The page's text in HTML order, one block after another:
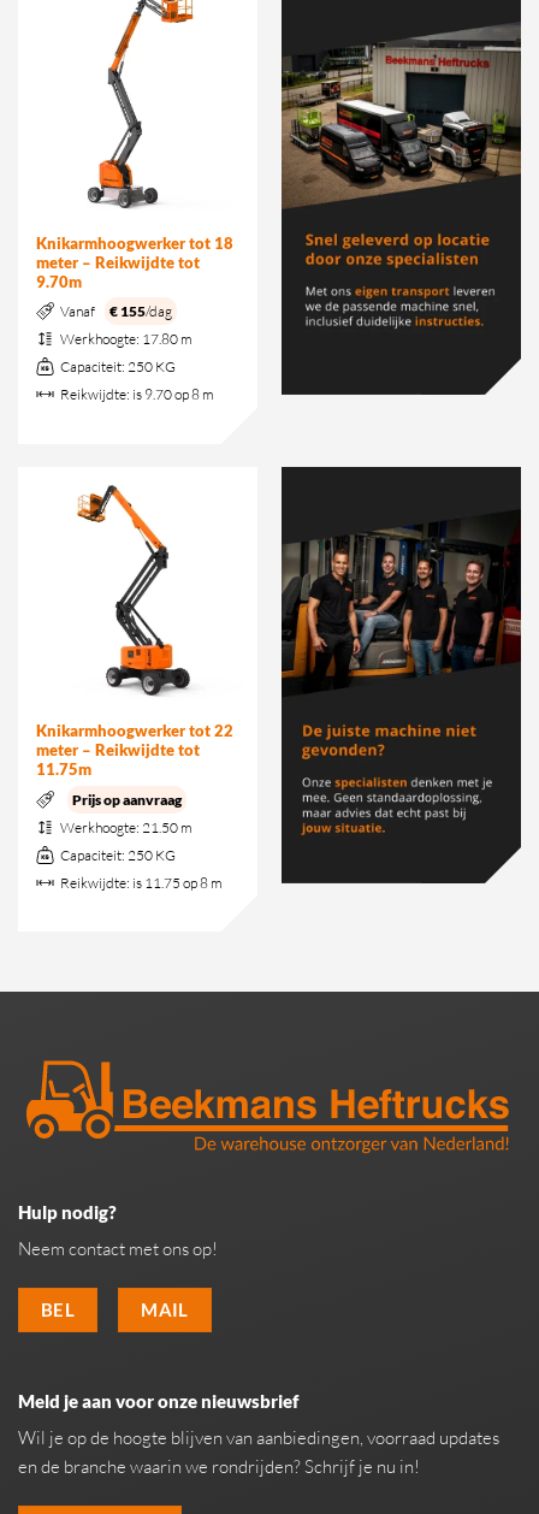
Knikarmhoogwerker tot 18
meter – Reikwijdte tot
9.70m
Vanaf € 155/dag
Werkhoogte: 17.80 m
Capaciteit: 250 KG
Reikwijdte: is 9.70 op 8 m
Knikarmhoogwerker tot 22
meter – Reikwijdte tot
11.75m
Prijs op aanvraag
Werkhoogte: 21.50 m
Capaciteit: 250 KG
Reikwijdte: is 11.75 op 8 m
Hulp nodig?
Neem contact met ons op!
BEL MAIL
Meld je aan voor onze nieuwsbrief
Wil je op de hoogte blijven van aanbiedingen, voorraad updates
en de branche waarin we rondrijden? Schrijf je nu in!